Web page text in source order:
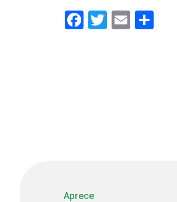
Facebook
Twitter
Email
Aprece